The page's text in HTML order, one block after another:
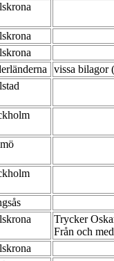
vissa bilagor
Trycker
Från och